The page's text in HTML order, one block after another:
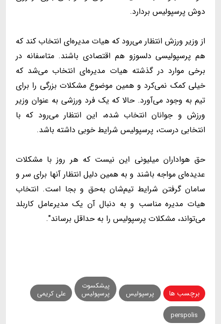
دوش پرسپولیس بردارد.
از وزیر ورزش انتظار می‌رود که هیات مدیره‌ای انتخاب کند که
هم پرسپولیسى دلسوزو هم اقتصادی باشند. متاسفانه در
برخی موارد در گذشته هیات مدیره‌ای انتخاب می‌شد که
خیلی کمک نمی‌کرد و همین موضوع مشکلات بزرگى را برای
تیم به وجود می‌آورد. حالا که یک فرد ورزشی به عنوان وزیر
ورزش و جوانان انتخاب شده، این انتظار می‌رود که با
انتخابی درست، پرسپولیس شرایط خوبی داشته باشد.
حق هواداران میلیونی این نیست که هر روز با مشکلات
عدیده‌ای مواجه باشند و به همین دلیل انتظار آنها برای سر و
سامان گرفتن شرایط تیم‌شان به‌حق و بجا است. انتخاب
هیات مدیره مناسب و به دنبال آن یک مدیرعامل کاربلد
می‌تواند، مشکلات پرسپولیس را به حداقل برساند".
برچسب ها پرسپولیس
پیشکسوت
پرسپولیس علی کریمی
perspolis